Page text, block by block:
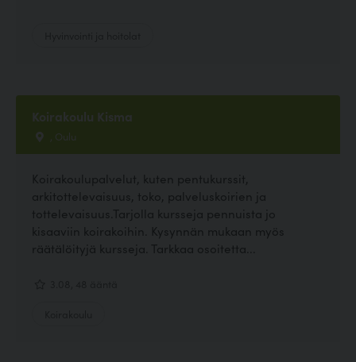
Koirakoulu Kisma
, Oulu
Koirakoulupalvelut, kuten pentukurssit,
arkitottelevaisuus, toko, palveluskoirien ja
tottelevaisuus.Tarjolla kursseja pennuista jo
kisaaviin koirakoihin. Kysynnän mukaan myös
räätälöityjä kursseja. Tarkkaa osoitetta...